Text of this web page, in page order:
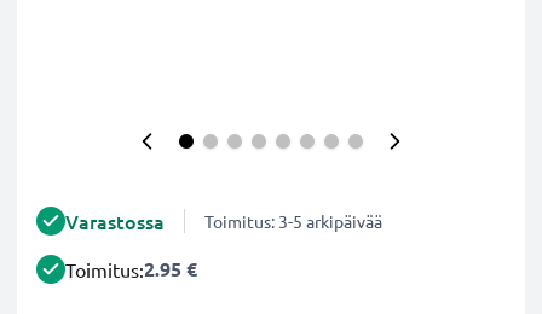
Varastossa Toimitus: 3-5 arkipäivää
Toimitus:2.95 €